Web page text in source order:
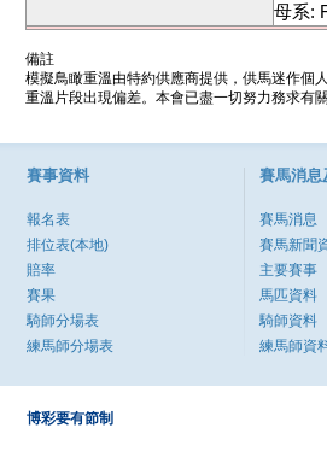
母系:
備註
模擬鳥瞰重溫由特約供應商提供，供馬迷作個
重溫片段出現偏差。本會已盡一切努力務求有
賽事資料
報名表
排位表(本地)
賠率
賽果
騎師分場表
練馬師分場表
賽馬消息
賽馬消息
賽馬新聞
主要賽事
馬匹資料
騎師資料
練馬師資
博彩要有節制